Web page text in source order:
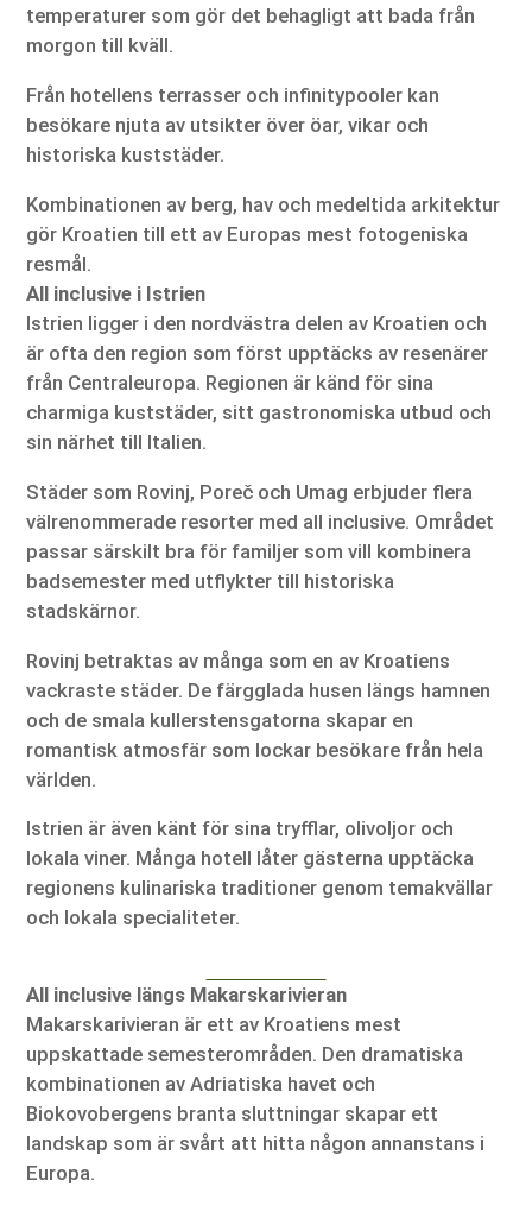
temperaturer som gör det behagligt att bada från
morgon till kväll.
Från hotellens terrasser och infinitypooler kan
besökare njuta av utsikter över öar, vikar och
historiska kuststäder.
Kombinationen av berg, hav och medeltida arkitektur
gör Kroatien till ett av Europas mest fotogeniska
resmål.
All inclusive i Istrien
Istrien ligger i den nordvästra delen av Kroatien och
är ofta den region som först upptäcks av resenärer
från Centraleuropa. Regionen är känd för sina
charmiga kuststäder, sitt gastronomiska utbud och
sin närhet till Italien.
Städer som Rovinj, Poreč och Umag erbjuder flera
välrenommerade resorter med all inclusive. Området
passar särskilt bra för familjer som vill kombinera
badsemester med utflykter till historiska
stadskärnor.
Rovinj betraktas av många som en av Kroatiens
vackraste städer. De färgglada husen längs hamnen
och de smala kullerstensgatorna skapar en
romantisk atmosfär som lockar besökare från hela
världen.
Istrien är även känt för sina tryfflar, olivoljor och
lokala viner. Många hotell låter gästerna upptäcka
regionens kulinariska traditioner genom temakvällar
och lokala specialiteter.
All inclusive längs Makarskarivieran
Makarskarivieran är ett av Kroatiens mest
uppskattade semesterområden. Den dramatiska
kombinationen av Adriatiska havet och
Biokovobergens branta sluttningar skapar ett
landskap som är svårt att hitta någon annanstans i
Europa.